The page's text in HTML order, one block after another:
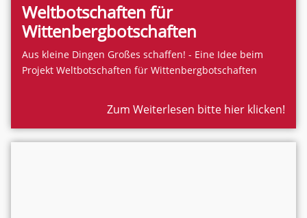
Weltbotschaften für
Wittenbergbotschaften
Aus kleine Dingen Großes schaffen! - Eine Idee beim
Projekt Weltbotschaften für Wittenbergbotschaften
Zum Weiterlesen bitte hier klicken!